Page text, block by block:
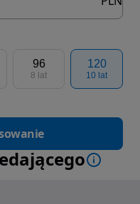
96
8 lat
120
10 lat